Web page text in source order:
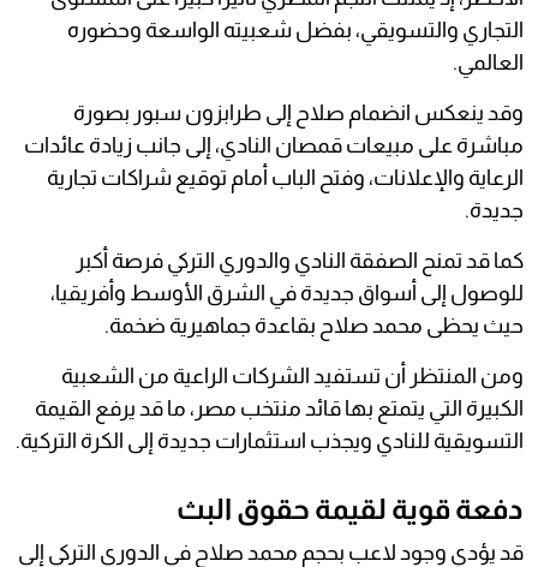
التجاري والتسويقي، بفضل شعبيته الواسعة وحضوره
العالمي.
وقد ينعكس انضمام صلاح إلى طرابزون سبور بصورة
مباشرة على مبيعات قمصان النادي، إلى جانب زيادة عائدات
الرعاية والإعلانات، وفتح الباب أمام توقيع شراكات تجارية
جديدة.
كما قد تمنح الصفقة النادي والدوري التركي فرصة أكبر
للوصول إلى أسواق جديدة في الشرق الأوسط وأفريقيا،
حيث يحظى محمد صلاح بقاعدة جماهيرية ضخمة.
ومن المنتظر أن تستفيد الشركات الراعية من الشعبية
الكبيرة التي يتمتع بها قائد منتخب مصر، ما قد يرفع القيمة
التسويقية للنادي ويجذب استثمارات جديدة إلى الكرة التركية.
دفعة قوية لقيمة حقوق البث
قد يؤدي وجود لاعب بحجم محمد صلاح في الدوري التركي إلى